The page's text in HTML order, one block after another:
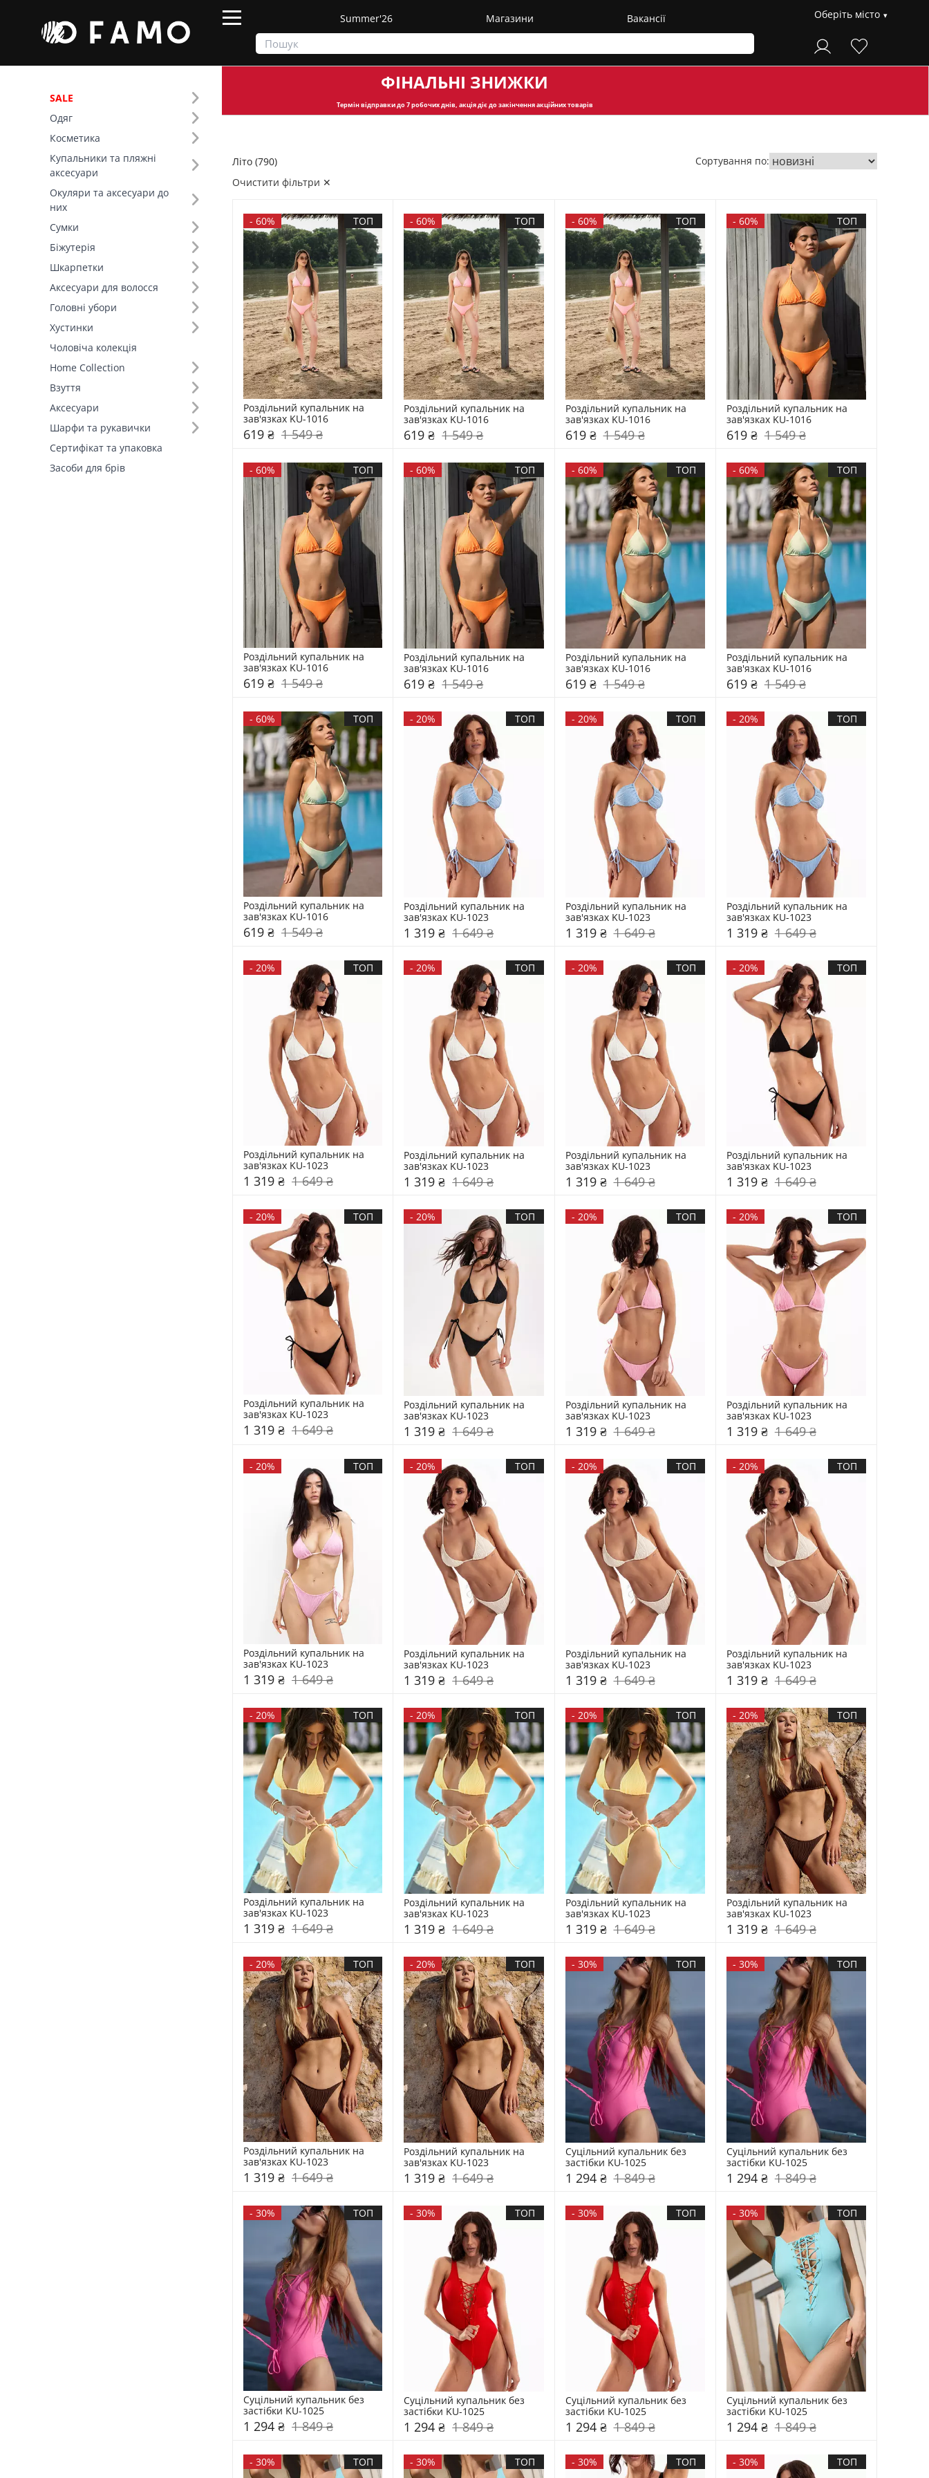
Summer'26 Магазини Вакансії Оберіть місто
SALE
Одяг
Косметика
Купальники та пляжні
аксесуари
Окуляри та аксесуари до
них
Сумки
Біжутерія
Шкарпетки
Аксесуари для волосся
Головні убори
Хустинки
Чоловіча колекція
Home Collection
Взуття
Аксесуари
Шарфи та рукавички
Сертифікат та упаковка
Засоби для брів
ФІНАЛЬНІ ЗНИЖКИ
Термін відправкидо 7 робочих днів, акція діє до закінчення акційних товарів
Фільтр
Ціна
SALE
Сезон (5)
Колір (101)
Розмір (19)
Основний колір (15)
Склад (40)
Форма полів (2)
Літо (790)
Очистити фільтри ✕
Сортування по:
- 60% ТОП
Роздільний купальник на
зав'язках KU-1016
619 ₴ 1 549 ₴
-60% ТОП
Роздільний купальник на
зав'язках KU-1016
619 ₴ 1 549 ₴
- 60% ТОП
Роздільний купальник на
зав'язках KU-1016
619 ₴ 1 549 ₴
- 60% ТОП
Роздільний купальник на
зав'язках KU-1016
619 ₴ 1 549 ₴
- 60% ТОП
Роздільний купальник на
зав'язках KU-1016
619 ₴ 1 549 ₴
-60% ТОП
Роздільний купальник на
зав'язках KU-1016
619 ₴ 1 549 ₴
- 60% ТОП
Роздільний купальник на
зав'язках KU-1016
619 ₴ 1 549 ₴
- 60% ТОП
Роздільний купальник на
зав'язках KU-1016
619 ₴ 1 549 ₴
- 60% ТОП
Роздільний купальник на
зав'язках KU-1016
619 ₴ 1 549 ₴
-20% ТОП
Роздільний купальник на
зав'язках KU-1023
1 319 ₴ 1 649 ₴
- 20% ТОП
Роздільний купальник на
зав'язках KU-1023
1 319 ₴ 1 649 ₴
- 20% ТОП
Роздільний купальник на
зав'язках KU-1023
1 319 ₴ 1 649 ₴
- 20% ТОП
Роздільний купальник на
зав'язках KU-1023
1 319 ₴ 1 649 ₴
-20% ТОП
Роздільний купальник на
зав'язках KU-1023
1 319 ₴ 1 649 ₴
- 20% ТОП
Роздільний купальник на
зав'язках KU-1023
1 319 ₴ 1 649 ₴
- 20% ТОП
Роздільний купальник на
зав'язках KU-1023
1 319 ₴ 1 649 ₴
- 20% ТОП
Роздільний купальник на
зав'язках KU-1023
1 319 ₴ 1 649 ₴
-20% ТОП
Роздільний купальник на
зав'язках KU-1023
1 319 ₴ 1 649 ₴
- 20% ТОП
Роздільний купальник на
зав'язках KU-1023
1 319 ₴ 1 649 ₴
- 20% ТОП
Роздільний купальник на
зав'язках KU-1023
1 319 ₴ 1 649 ₴
- 20% ТОП
Роздільний купальник на
зав'язках KU-1023
1 319 ₴ 1 649 ₴
- 20% ТОП
Роздільний купальник на
зав'язках KU-1023
1 319 ₴ 1 649 ₴
- 20% ТОП
Роздільний купальник на
зав'язках KU-1023
1 319 ₴ 1 649 ₴
- 20% ТОП
Роздільний купальник на
зав'язках KU-1023
1 319 ₴ 1 649 ₴
- 20% ТОП
Роздільний купальник на
зав'язках KU-1023
1 319 ₴ 1 649 ₴
-20% ТОП
Роздільний купальник на
зав'язках KU-1023
1 319 ₴ 1 649 ₴
- 20% ТОП
Роздільний купальник на
зав'язках KU-1023
1 319 ₴ 1 649 ₴
- 20% ТОП
Роздільний купальник на
зав'язках KU-1023
1 319 ₴ 1 649 ₴
- 20% ТОП
Роздільний купальник на
зав'язках KU-1023
1 319 ₴ 1 649 ₴
-20% ТОП
Роздільний купальник на
зав'язках KU-1023
1 319 ₴ 1 649 ₴
- 30% ТОП
Суцільний купальник без
застібки KU-1025
1 294 ₴ 1 849 ₴
- 30% ТОП
Суцільний купальник без
застібки KU-1025
1 294 ₴ 1 849 ₴
- 30% ТОП
Суцільний купальник без
застібки KU-1025
1 294 ₴ 1 849 ₴
-30% ТОП
Суцільний купальник без
застібки KU-1025
1 294 ₴ 1 849 ₴
- 30% ТОП
Суцільний купальник без
застібки KU-1025
1 294 ₴ 1 849 ₴
- 30% ТОП
Суцільний купальник без
застібки KU-1025
1 294 ₴ 1 849 ₴
- 30% ТОП -30% ТОП - 30% ТОП - 30% ТОП